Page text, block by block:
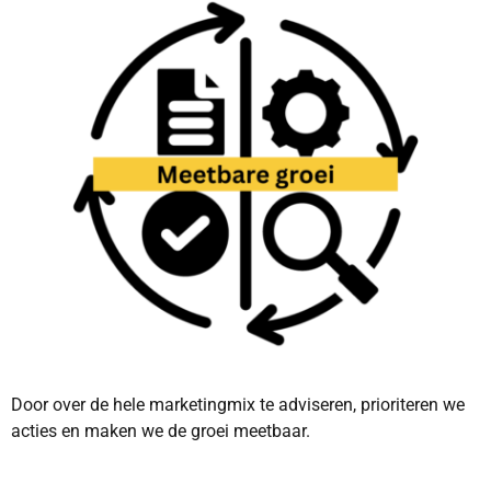
Door over de hele marketingmix te adviseren, prioriteren we
acties en maken we de groei meetbaar.